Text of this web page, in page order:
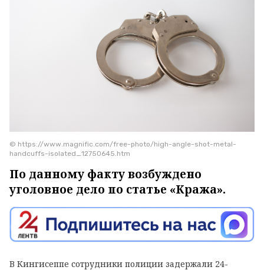
© https://www.magnific.com/free-photo/high-angle-shot-metal-
handcuffs-isolated_12750645.htm
По данному факту возбуждено
уголовное дело по статье «Кража».
В Кингисеппе сотрудники полиции задержали 24-